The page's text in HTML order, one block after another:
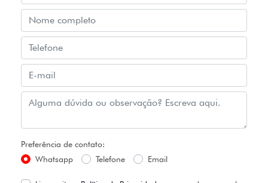
Preferência de contato:
Whatsapp
Telefone Email